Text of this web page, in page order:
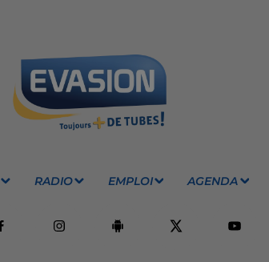
RADIO EMPLOI AGENDA